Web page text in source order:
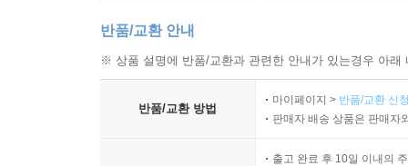
반품/교환 안내
※ 상품 설명에 반품/교환과 관련한 안내가 있는경우 아
반품/교환 방법
마이페이지 > 반품/교환 신
판매자 배송 상품은 판매자
출고 완료 후 10일 이내의